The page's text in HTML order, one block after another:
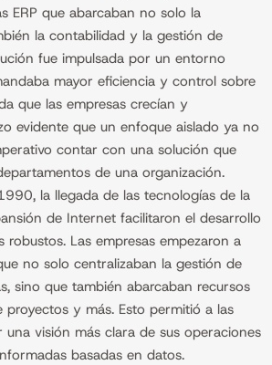
ERP que abarcaban no solo la
la contabilidad y la gestión de
fue impulsada por un entorno
mayor eficiencia y control sobre
que las empresas crecían y
evidente que un enfoque aislado ya no
contar con una solución que
de una organización.
la llegada de las tecnologías de la
de Internet facilitaron el desarrollo
robustos. Las empresas empezaron a
no solo centralizaban la gestión de
sino que también abarcaban recursos
proyectos y más. Esto permitió a las
una visión más clara de sus operaciones
basadas en datos.